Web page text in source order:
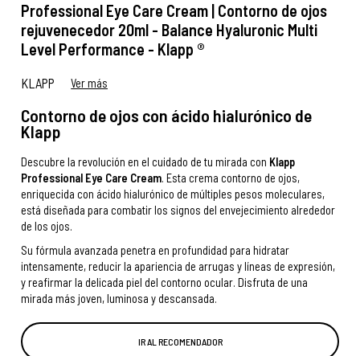
Professional Eye Care Cream | Contorno de ojos
rejuvenecedor 20ml - Balance Hyaluronic Multi
Level Performance - Klapp ®
KLAPP Ver más
Contorno de ojos con ácido hialurónico de
Klapp
Descubre la revolución en el cuidado de tu mirada con Klapp
Professional Eye Care Cream. Esta crema contorno de ojos,
enriquecida con ácido hialurónico de múltiples pesos moleculares,
está diseñada para combatir los signos del envejecimiento alrededor
de los ojos.
Su fórmula avanzada penetra en profundidad para hidratar
intensamente, reducir la apariencia de arrugas y líneas de expresión,
y reafirmar la delicada piel del contorno ocular. Disfruta de una
mirada más joven, luminosa y descansada.
IR AL RECOMENDADOR